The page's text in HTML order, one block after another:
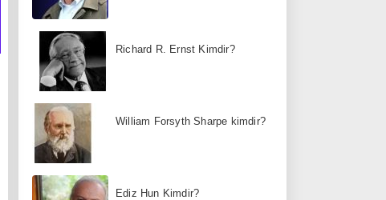
Richard R. Ernst Kimdir?
William Forsyth Sharpe kimdir?
Ediz Hun Kimdir?